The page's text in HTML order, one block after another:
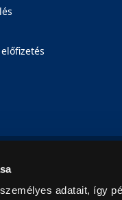
adatait, így
előfizetés